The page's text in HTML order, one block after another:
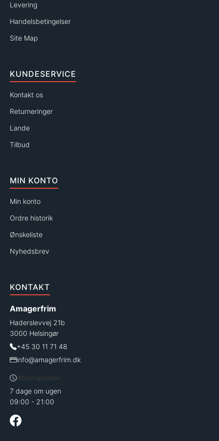
Levering
Handelsbetingelser
Site Map
KUNDESERVICE
Kontakt os
Returneringer
Lande
Tilbud
MIN KONTO
Min konto
Ordre historik
Ønskeliste
Nyhedsbrev
KONTAKT
Amagerfrim
Haderslevvej 21b
3000 Helsingør
+45 30 11 71 48
info@amagerfrim.dk
Åbningstider:
7 dage om ugen
09:00 - 21:00